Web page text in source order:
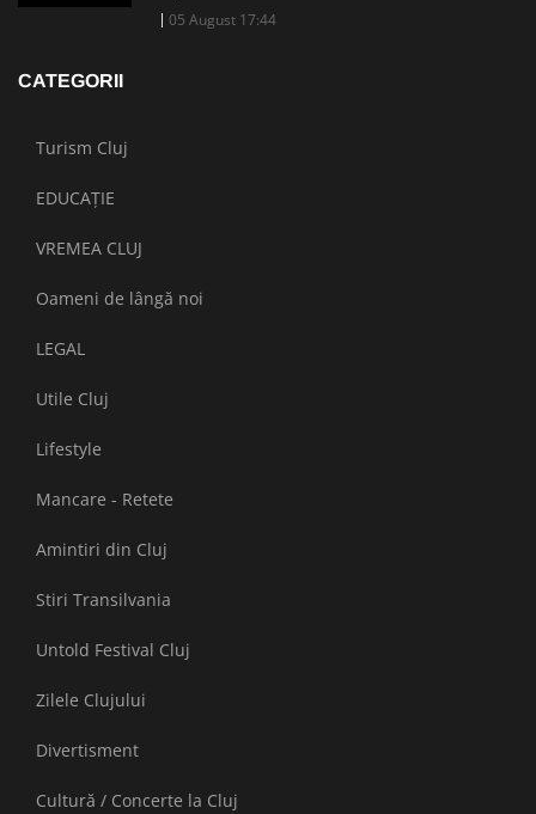
05 August 17:44
CATEGORII
Turism Cluj
EDUCAȚIE
VREMEA CLUJ
Oameni de lângă noi
LEGAL
Utile Cluj
Lifestyle
Mancare - Retete
Amintiri din Cluj
Stiri Transilvania
Untold Festival Cluj
Zilele Clujului
Divertisment
Cultură / Concerte la Cluj